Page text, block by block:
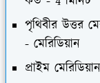
পৃথিবীর উত্তর
- মেরিডিয়ান
প্রাইম